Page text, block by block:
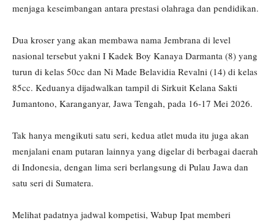
menjaga keseimbangan antara prestasi olahraga dan pendidikan.
Dua kroser yang akan membawa nama Jembrana di level
nasional tersebut yakni I Kadek Boy Kanaya Darmanta (8) yang
turun di kelas 50cc dan Ni Made Belavidia Revalni (14) di kelas
85cc. Keduanya dijadwalkan tampil di Sirkuit Kelana Sakti
Jumantono, Karanganyar, Jawa Tengah, pada 16-17 Mei 2026.
Tak hanya mengikuti satu seri, kedua atlet muda itu juga akan
menjalani enam putaran lainnya yang digelar di berbagai daerah
di Indonesia, dengan lima seri berlangsung di Pulau Jawa dan
satu seri di Sumatera.
Melihat padatnya jadwal kompetisi, Wabup Ipat memberi